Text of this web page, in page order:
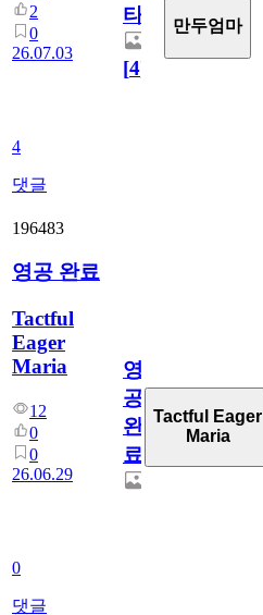
2
0
26.07.03
4
댓글
타
[4]
만두엄마
196483
영공 완료
Tactful
Eager
Maria
12
0
0
26.06.29
0
댓글
영
공
완
료
Tactful Eager
Maria